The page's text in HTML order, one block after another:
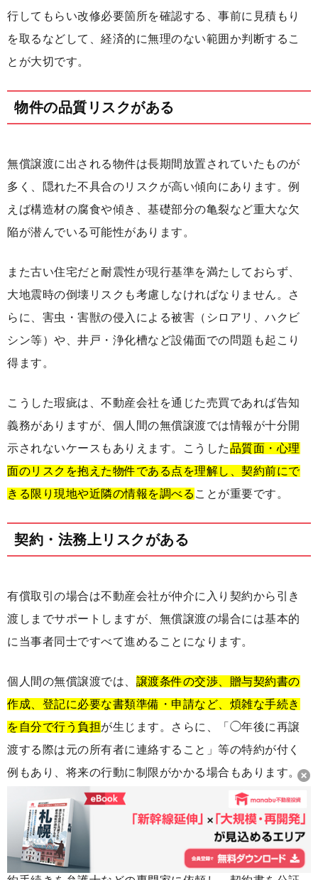
行してもらい改修必要箇所を確認する、事前に見積もり
を取るなどして、経済的に無理のない範囲か判断するこ
とが大切です。
物件の品質リスクがある
無償譲渡に出される物件は長期間放置されていたものが
多く、隠れた不具合のリスクが高い傾向にあります。例
えば構造材の腐食や傾き、基礎部分の亀裂など重大な欠
陥が潜んでいる可能性があります。
また古い住宅だと耐震性が現行基準を満たしておらず、
大地震時の倒壊リスクも考慮しなければなりません。さ
らに、害虫・害獣の侵入による被害（シロアリ、ハクビ
シン等）や、井戸・浄化槽など設備面での問題も起こり
得ます。
こうした瑕疵は、不動産会社を通じた売買であれば告知
義務がありますが、個人間の無償譲渡では情報が十分開
示されないケースもありえます。こうした品質面・心理
面のリスクを抱えた物件である点を理解し、契約前にで
きる限り現地や近隣の情報を調べる ことが重要です。
契約・法務上リスクがある
有償取引の場合は不動産会社が仲介に入り契約から引き
渡しまでサポートしますが、無償譲渡の場合には基本的
に当事者同士ですべて進めることになります。
個人間の無償譲渡では、 譲渡条件の交渉、贈与契約書の
作成、登記に必要な書類準備・申請など、煩雑な手続き
を自分で行う負担が生じます。さらに、「◯年後に再譲
渡する際は元の所有者に連絡すること」等の特約が付く
例もあり、将来の行動に制限がかかる場合もあります。
不動産取引や法律の知識がないと契約内容を十分理解で
きず、不利な条件を見落とすリスクもあります。そのた
め個人間取引では後日の紛争を避けるため、可能なら契